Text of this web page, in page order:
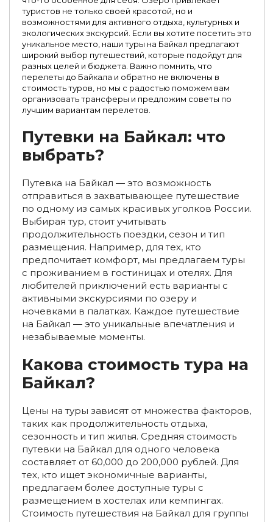
Туры на Байкал весной Туры на Байкал в январе
Туры на Байкал в феврале Туры на Байкал в марте
Туры на Байкал в апреле Туры на Байкал в мае
Туры на Байкал на майские праздники
Туры на Байкал в августе Туры на Байкал в сентябре
Туры на Байкал в декабре
Семейные туры на Байкал с детьми
Семейные туры на Байкал с детьми
Туры на Байкал с детьми зимой
Джип-туры по Байкалу Велотуры по Байкалу
Водные экскурсии по Байкалу
Круизы по Байкалу на теплоходе
Круизы по Байкалу на теплоходе из Иркутска
Круизы по Байкалу на теплоходе из Иркутска
Активные туры на Байкал
Рыболовные туры на Байкал
Рыболовные туры на Байкал зимой
Рыболовные туры на Байкал летом
Туры к горячим источникам Байкала
туристов не только своей красотой, но и
возможностями для активного отдыха, культурных и
экологических экскурсий. Если вы хотите посетить это
уникальное место, наши туры на Байкал предлагают
широкий выбор путешествий, которые подойдут для
разных целей и бюджета. Важно помнить, что
перелеты до Байкала и обратно не включены в
стоимость туров, но мы с радостью поможем вам
организовать трансферы и предложим советы по
лучшим вариантам перелетов.
Путевки на Байкал: что
выбрать?
Путевка на Байкал — это возможность
отправиться в захватывающее путешествие
по одному из самых красивых уголков России.
Выбирая тур, стоит учитывать
продолжительность поездки, сезон и тип
размещения. Например, для тех, кто
предпочитает комфорт, мы предлагаем туры
с проживанием в гостиницах и отелях. Для
любителей приключений есть варианты с
активными экскурсиями по озеру и
ночевками в палатках. Каждое путешествие
на Байкал — это уникальные впечатления и
незабываемые моменты.
Какова стоимость тура на
Байкал?
Цены на туры зависят от множества факторов,
таких как продолжительность отдыха,
сезонность и тип жилья. Средняя стоимость
путевки на Байкал для одного человека
составляет от 60,000 до 200,000 рублей. Для
тех, кто ищет экономичные варианты,
предлагаем более доступные туры с
размещением в хостелах или кемпингах.
Стоимость путешествия на Байкал для группы